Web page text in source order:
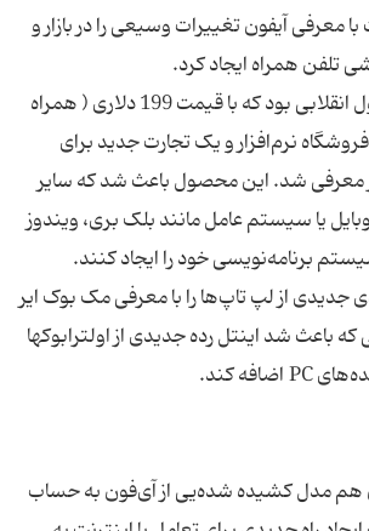
معرفی آیفون تغییرات وسیعی را در بازار و
آیفون 3G یک محصول انقلابی بود که با قیمت 199 دلاری ( همراه
فروشگاه نرم‌افزار و یک تجارت جدید برای
معرفی شد. این محصول باعث شد که سایر
یا سیستم عامل مانند بلک بری، ویندوز
جدیدی از لپ تاپ‌ها را با معرفی مک بوک ایر
باعث شد اینتل رده جدیدی از اولترابوکها
هم مدل کشیده‌ شده‌یی از آی‌فون به حساب